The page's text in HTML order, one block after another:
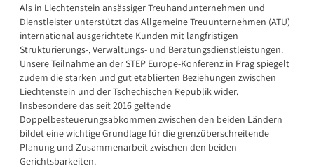
Als in Liechtenstein ansässiger Treuhandunternehmen und
Dienstleister unterstützt das Allgemeine Treuunternehmen (ATU)
international ausgerichtete Kunden mit langfristigen
Strukturierungs-, Verwaltungs- und Beratungsdienstleistungen.
Unsere Teilnahme an der STEP Europe-Konferenz in Prag spiegelt
zudem die starken und gut etablierten Beziehungen zwischen
Liechtenstein und der Tschechischen Republik wider.
Insbesondere das seit 2016 geltende
Doppelbesteuerungsabkommen zwischen den beiden Ländern
bildet eine wichtige Grundlage für die grenzüberschreitende
Planung und Zusammenarbeit zwischen den beiden
Gerichtsbarkeiten.